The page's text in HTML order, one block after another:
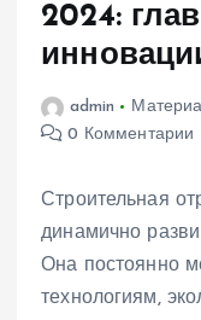
2024:
admin
0 Комментарии
Строительная
динамично
Она постоянно
технологиям,